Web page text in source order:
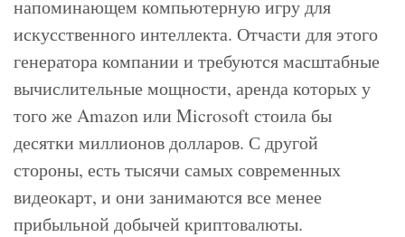
напоминающем компьютерную игру для
искусственного интеллекта. Отчасти для этого
генератора компании и требуются масштабные
вычислительные мощности, аренда которых у
того же Amazon или Microsoft стоила бы
десятки миллионов долларов. С другой
стороны, есть тысячи самых современных
видеокарт, и они занимаются все менее
прибыльной добычей криптовалюты.